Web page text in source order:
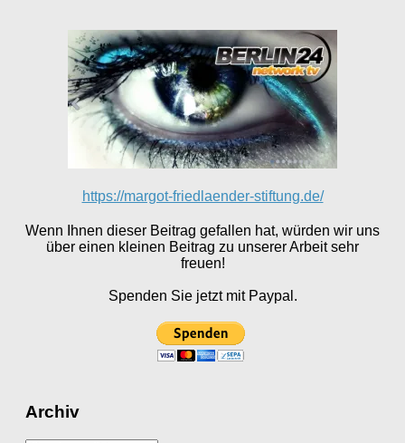
https://margot-friedlaender-stiftung.de/
Wenn Ihnen dieser Beitrag gefallen hat, würden wir uns
über einen kleinen Beitrag zu unserer Arbeit sehr
freuen!
Spenden Sie jetzt mit Paypal.
Archiv